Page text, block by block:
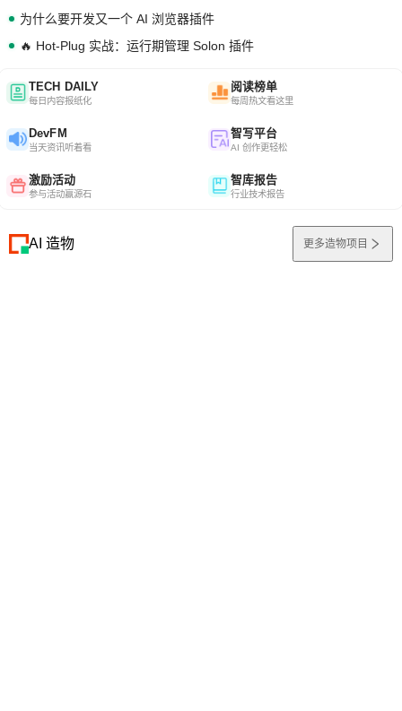
为什么要开发又一个 AI 浏览器插件
🔥 Hot-Plug 实战：运行期管理 Solon 插件
TECH DAILY
每日内容报纸化
阅读榜单
每周热文看这里
DevFM
当天资讯听着看
智写平台
AI 创作更轻松
激励活动
参与活动赢源石
智库报告
行业技术报告
AI 造物 更多造物项目